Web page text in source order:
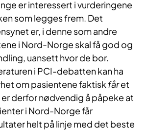
er interessert i vurderingene
som legges frem. Det
er, i denne som andre
i Nord-Norge skal få god og
uansett hvor de bor.
i PCI-debatten kan ha
om pasientene faktisk fåret
derfor nødvendig å påpeke at
i Nord-Norge får
helt på linje med det beste